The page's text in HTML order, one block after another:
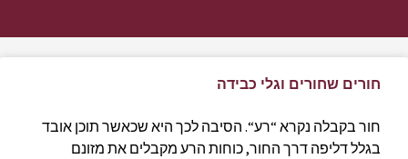
חורים שחורים וגלי כבידה
חור בקבלה נקרא “רע“. הסיבה לכך היא שכאשר תוכן אובד
בגלל דליפה דרך החור, כוחות הרע מקבלים את מזונם